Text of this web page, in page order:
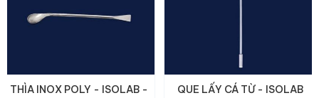
THÌA INOX POLY - ISOLAB -
QUE LẤY CÁ TỪ - ISOLAB